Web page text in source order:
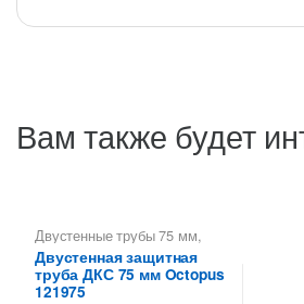
Вам также будет
Двустенные трубы 75 мм,
Трубы двустенные ДКС
Двустенная защитная
труба ДКС 75 мм Octopus
121975